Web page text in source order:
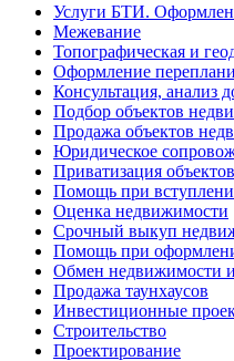
Услуги БТИ.
Межевание
Топографическая и
Оформление
Консультация, анализ
Подбор объектов
Продажа объектов
Юридическое
Приватизация
Помощь при
Оценка недвижимости
Срочный выкуп
Помощь при
Обмен недвижимости и
Продажа таунхаусов
Инвестиционные
Строительство
Проектирование